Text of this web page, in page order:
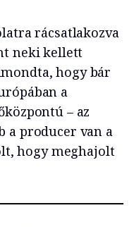
rácsatlakozva
neki kellett
hogy bár
a
– az
a producer van a
hogy meghajolt